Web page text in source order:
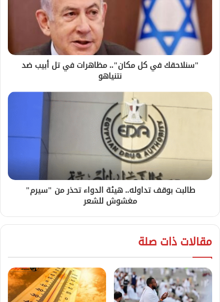
"سنلاحقك في كل مكان".. مظاهرات في تل أبيب ضد
نتنياهو
طالبت بوقف تداوله.. هيئة الدواء تحذر من "سيرم"
مغشوش للشعر
مقالات ذات صلة